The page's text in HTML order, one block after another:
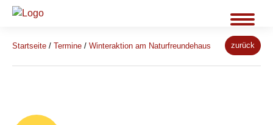
Startseite / Termine / Winteraktion am Naturfreundehaus zurück